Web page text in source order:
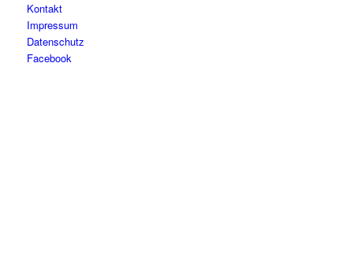
Kontakt
Impressum
Datenschutz
Facebook